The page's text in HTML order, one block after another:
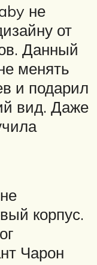
не
от
Данный
менять
и подарил
вид. Даже
корпус.
Чарон